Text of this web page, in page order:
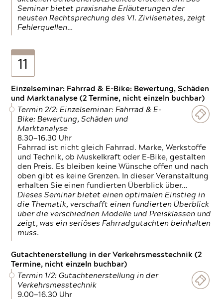
Seminar bietet praxisnahe Erläuterungen der
neusten Rechtsprechung des VI. Zivilsenates, zeigt
Fehlerquellen…
11
Einzelseminar: Fahrrad & E-Bike: Bewertung, Schäden
und Marktanalyse (2 Termine, nicht einzeln buchbar)
Termin 2/2: Einzelseminar: Fahrrad & E-
Bike: Bewertung, Schäden und
Marktanalyse
8.30—16.30 Uhr
Fahrrad ist nicht gleich Fahrrad. Marke, Werkstoffe
und Technik, ob Muskelkraft oder E-Bike, gestalten
den Preis. Es bleiben keine Wünsche offen und nach
oben gibt es keine Grenzen. In dieser Veranstaltung
erhalten Sie einen fundierten Überblick über…
Dieses Seminar bietet einen optimalen Einstieg in
die Thematik, verschafft einen fundierten Überblick
über die verschiednen Modelle und Preisklassen und
zeigt, was ein seriöses Fahrradgutachten beinhalten
muss.
Gutachtenerstellung in der Verkehrsmesstechnik (2
Termine, nicht einzeln buchbar)
Termin 1/2: Gutachtenerstellung in der
Verkehrsmesstechnik
9.00—16.30 Uhr